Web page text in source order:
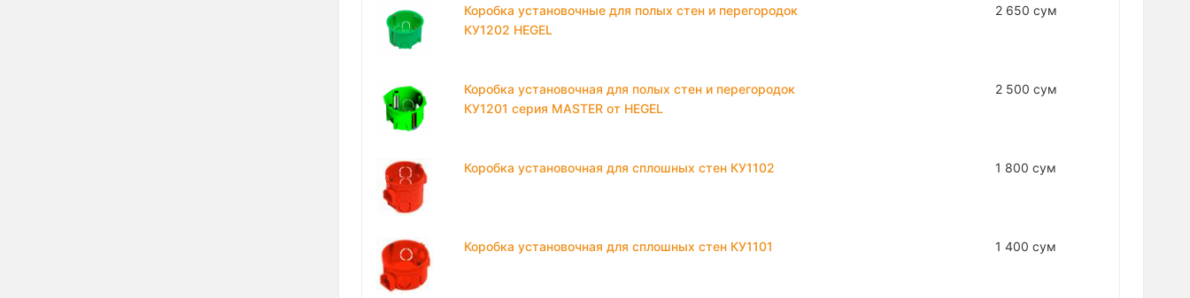
Коробка установочные для полых стен и перегородок
КУ1202 HEGEL
2 650 сум
Коробкa установочная для полых стен и перегородок
КУ1201 серия MASTER от HEGEL
2 500 сум
Коробка установочная для сплошных стен КУ1102 1 800 сум
Коробка установочная для сплошных стен КУ1101 1 400 сум